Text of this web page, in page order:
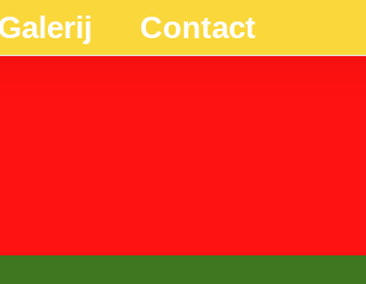
Galerij Contact